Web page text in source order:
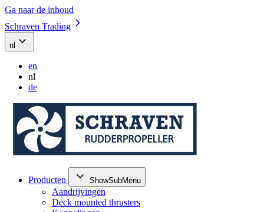
Ga naar de inhoud
Schraven Trading
nl
en
nl
de
Producten ShowSubMenu
Aandrijvingen
Deck mounted thrusters